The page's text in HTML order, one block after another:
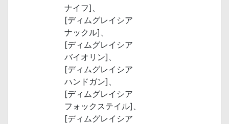
ナイフ]、
[ディムグレイシア
ナックル]、
[ディムグレイシア
バイオリン]、
[ディムグレイシア
ハンドガン]、
[ディムグレイシア
フォックステイル]、
[ディムグレイシア